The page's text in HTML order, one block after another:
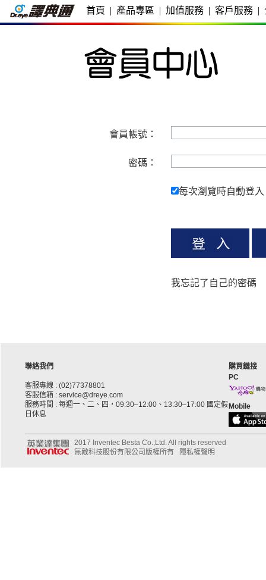
首頁 | 產品專區 | 加值服務 | 客戶服務 |
會員帳號：
密碼：
每次瀏覽時自動登入
我忘記了自己的密碼
聯絡我們
客服專線 : (02)77378801
客服信箱 : service@dreye.com
服務時間 : 每週一、二、四，09:30–12:00、13:30–17:00 國定假
日休息
購買鏈接
PC
Mobile
2017 Inventec Besta Co.,Ltd. All rights reserved
無敵科技股份有限公司版權所有
隱私權聲明